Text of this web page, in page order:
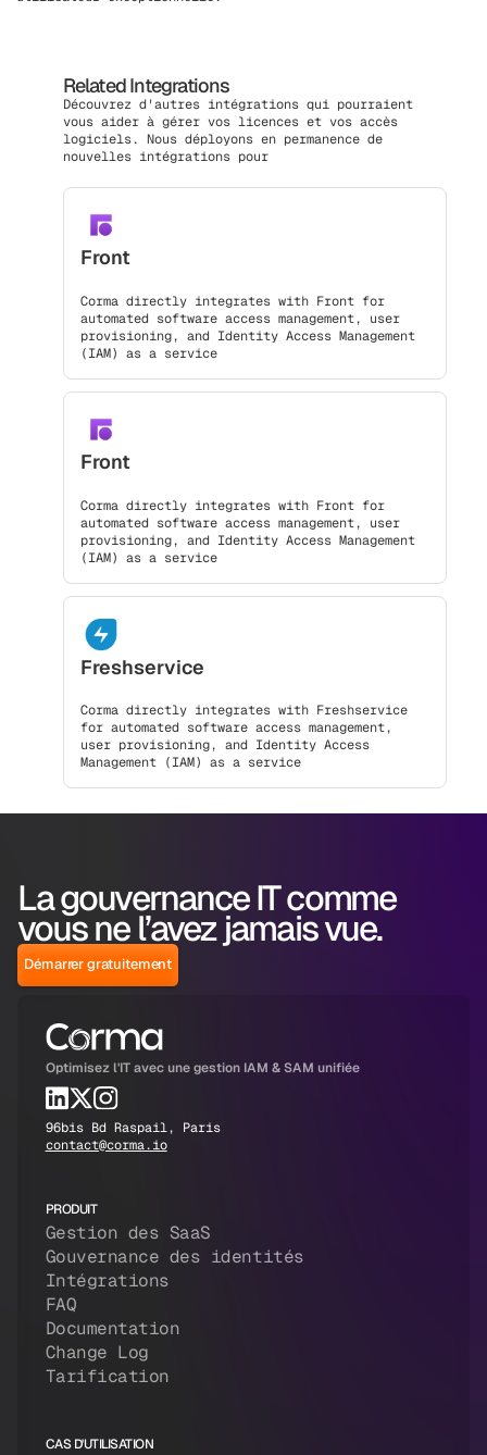
Related Integrations
Découvrez d'autres intégrations qui pourraient
vous aider à gérer vos licences et vos accès
logiciels. Nous déployons en permanence de
nouvelles intégrations pour
Front
Corma directly integrates with Front for
automated software access management, user
provisioning, and Identity Access Management
(IAM) as a service
Front
Corma directly integrates with Front for
automated software access management, user
provisioning, and Identity Access Management
(IAM) as a service
Freshservice
Corma directly integrates with Freshservice
for automated software access management,
user provisioning, and Identity Access
Management (IAM) as a service
La gouvernance IT comme
vous ne l’avez jamais vue.
Démarrer gratuitement
Optimisez l'IT avec une gestion IAM & SAM unifiée
96bis Bd Raspail, Paris
contact@corma.io
PRODUIT
Gestion des SaaS
Gouvernance des identités
Intégrations
FAQ
Documentation
Change Log
Tarification
CAS D'UTILISATION